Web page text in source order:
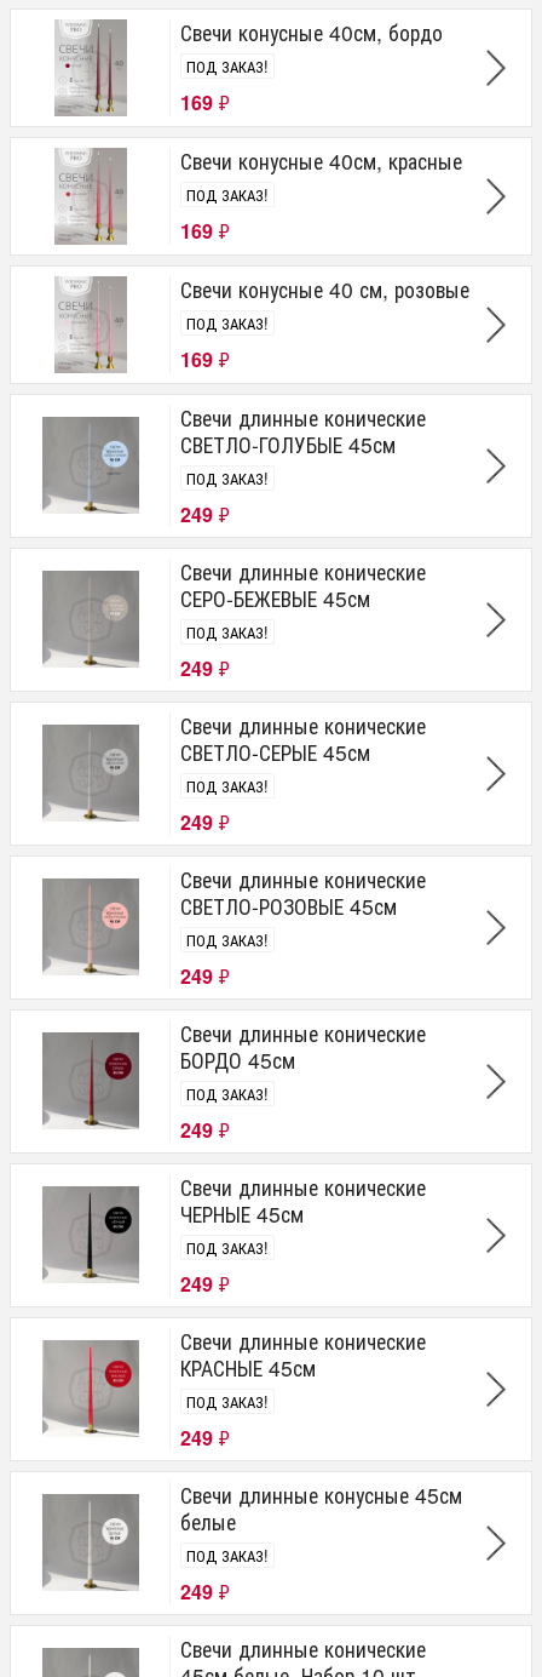
Свечи конусные 40см, бордо
ПОД ЗАКАЗ!
169 ₽
Свечи конусные 40см, красные
ПОД ЗАКАЗ!
169 ₽
Свечи конусные 40 см, розовые
ПОД ЗАКАЗ!
169 ₽
Свечи длинные конические
СВЕТЛО-ГОЛУБЫЕ 45см
ПОД ЗАКАЗ!
249 ₽
Свечи длинные конические
СЕРО-БЕЖЕВЫЕ 45см
ПОД ЗАКАЗ!
249 ₽
Свечи длинные конические
СВЕТЛО-СЕРЫЕ 45см
ПОД ЗАКАЗ!
249 ₽
Свечи длинные конические
СВЕТЛО-РОЗОВЫЕ 45см
ПОД ЗАКАЗ!
249 ₽
Свечи длинные конические
БОРДО 45см
ПОД ЗАКАЗ!
249 ₽
Свечи длинные конические
ЧЕРНЫЕ 45см
ПОД ЗАКАЗ!
249 ₽
Свечи длинные конические
КРАСНЫЕ 45см
ПОД ЗАКАЗ!
249 ₽
Свечи длинные конусные 45см
белые
ПОД ЗАКАЗ!
249 ₽
Свечи длинные конические